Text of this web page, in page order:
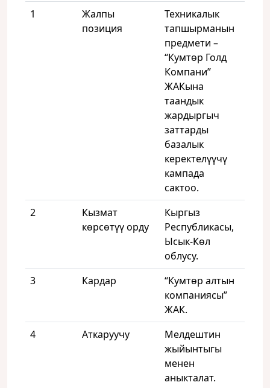
1
Жалпы
позиция
Техникалык
тапшырманын
предмети –
“Кумтөр Голд
Компани”
ЖАКына
таандык
жардыргыч
заттарды
базалык
керектелүүчү
кампада
сактоо.
2
Кызмат
көрсөтүү орду
Кыргыз
Республикасы,
Ысык-Көл
облусу.
3
Кардар
“Кумтөр алтын
компаниясы”
ЖАК.
4
Аткаруучу
Мелдештин
жыйынтыгы
менен
аныкталат.